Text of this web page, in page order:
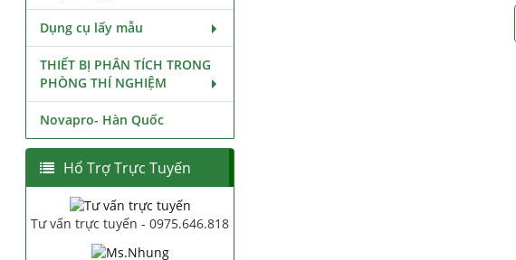
Dụng cụ lấy mẫu
THIẾT BỊ PHÂN TÍCH TRONG
PHÒNG THÍ NGHIỆM
Novapro- Hàn Quốc
Hổ Trợ Trực Tuyến
Tư vấn trực tuyến - 0975.646.818